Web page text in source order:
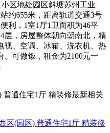
区地处园区斜塘苏州工业
约655米，距离轨道交通3号
利，1室1厅1卫面积为46平
层，房屋整体朝向朝南北，精
视、空调、冰箱、洗衣机、热
可做饭，租金为2100元一
通住宅1厅 精装修最新相关
区(园区) 普通住宅1厅 精装修